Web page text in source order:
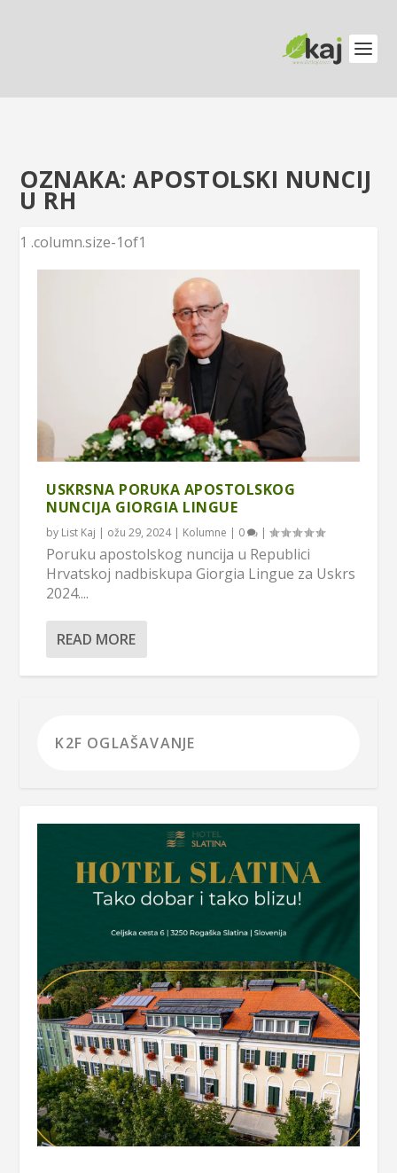
OZNAKA:APOSTOLSKI NUNCIJ
U RH
USKRSNA PORUKA APOSTOLSKOG
NUNCIJA GIORGIA LINGUE
by List Kaj | ožu 29, 2024| Kolumne | 0 |
Poruku apostolskog nuncija u Republici
Hrvatskoj nadbiskupa Giorgia Lingue za Uskrs
2024....
READ MORE